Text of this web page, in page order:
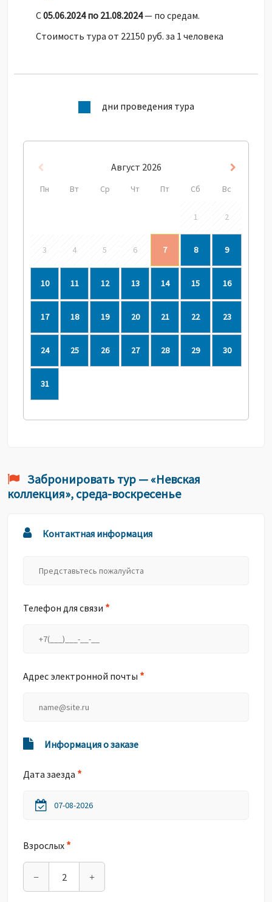
С05.06.2024 по 21.08.2024— по средам.
Стоимость тура от 22150 руб. за 1 человека
дни проведения тура
Пред
Август 2026
Пн Вт Ср Чт Пт Сб Вс
1 2
3 4 5 6 7 8 9
10 11 12 13 14 15 16
17 18 19 20 21 22 23
24 25 26 27 28 29 30
31
Забронировать тур — «Невская
коллекция», среда-воскресенье
Контактная информация
Телефон для связи *
Адрес электронной почты *
Информация о заказе
Дата заезда *
Взрослых *
− +